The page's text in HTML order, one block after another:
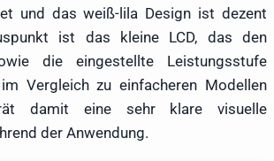
und das weiß-lila Design ist dezent
ist das kleine LCD, das den
die eingestellte Leistungsstufe
Vergleich zu einfacheren Modellen
damit eine sehr klare visuelle
der Anwendung.